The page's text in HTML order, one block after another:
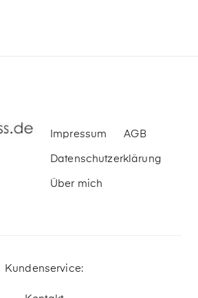
Impressum AGB
Datenschutzerklärung
Über mich
Kundenservice: